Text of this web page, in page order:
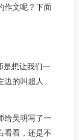
作文呢？下面
是想让我们一
边的叫超人
给吴明写了一
看看，还是不